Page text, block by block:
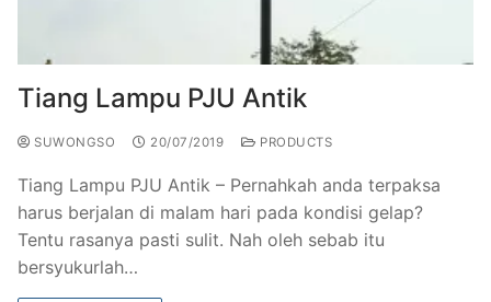
Tiang Lampu PJU Antik
SUWONGSO 20/07/2019 PRODUCTS
Tiang Lampu PJU Antik – Pernahkah anda terpaksa
harus berjalan di malam hari pada kondisi gelap?
Tentu rasanya pasti sulit. Nah oleh sebab itu
bersyukurlah…